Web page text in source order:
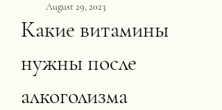
August 29, 2023
Какие витамины
нужны после
алкоголизма